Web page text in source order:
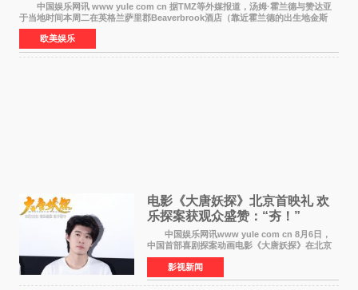
中国娱乐网讯 www yule com cn 据TMZ等外媒报道，汤姆·霍兰德与赞达亚
于当地时间本周二在英格兰萨里郡Beaverbrook酒店（靠近霍兰德的出生地金斯
顿）举办婚宴，邀请家人与朋友们喝喜酒，庆祝
欧美娱乐
电影《大唐妖探》北京首映礼 欢
乐探案获观众盛赞：“夯！”
中国娱乐网讯www yule com cn 8月6日，
中国首部喜剧探案动画电影《大唐妖探》在北京
举办电影首映礼。导演程腾、联合导演黄珉、总
制片人曹紫建、制片人李莹莹，配音导演张喆，
对白指导程寅，领
影视新闻